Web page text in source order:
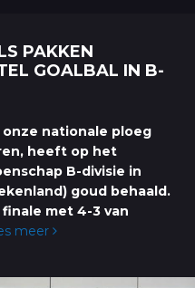
PAKKEN
GOALBAL IN B-
onze nationale ploeg
heeft op het
B-divisie in
goud behaald.
met 4-3 van
meer